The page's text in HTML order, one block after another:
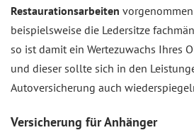
Restaurationsarbeiten
beispielsweise die Ledersitze
so ist damit ein Wertezuwachs Ihres
und dieser sollte sich in den
Autoversicherung auch
Versicherung für Anhänger